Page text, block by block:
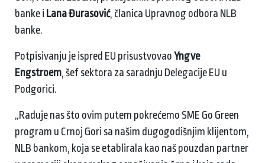
banke i Lana Đurasović, članica Upravnog odbora NLB
banke.
Potpisivanju je ispred EU prisustvovao Yngve
Engstroem , šef sektora za saradnju Delegacije EU u
Podgorici.
„Raduje nas što ovim putem pokrećemo SME Go Green
program u Crnoj Gori sa našim dugogodišnjim klijentom,
NLB bankom, koja se etablirala kao naš pouzdan partner